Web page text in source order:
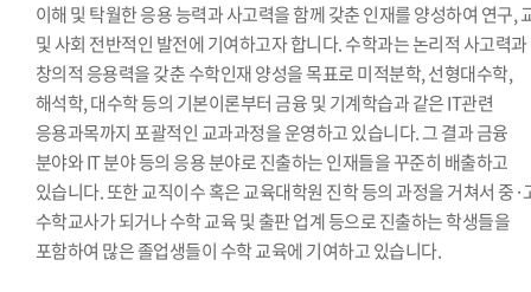
이해 및 탁월한 응용 능력과 사고력을 함께 갖춘 인재를 양성하여 연구,
및 사회 전반적인 발전에 기여하고자 합니다. 수학과는 논리적 사고력과
창의적 응용력을 갖춘 수학인재 양성을 목표로 미적분학, 선형대수학,
해석학, 대수학 등의 기본이론부터 금융 및 기계학습과 같은 IT관련
응용과목까지 포괄적인 교과과정을 운영하고 있습니다. 그 결과 금융
분야와 IT 분야 등의 응용 분야로 진출하는 인재들을 꾸준히 배출하고
있습니다. 또한 교직이수 혹은 교육대학원 진학 등의 과정을 거쳐서 중·
수학교사가 되거나 수학 교육 및 출판 업계 등으로 진출하는 학생들을
포함하여 많은 졸업생들이 수학 교육에 기여하고 있습니다.